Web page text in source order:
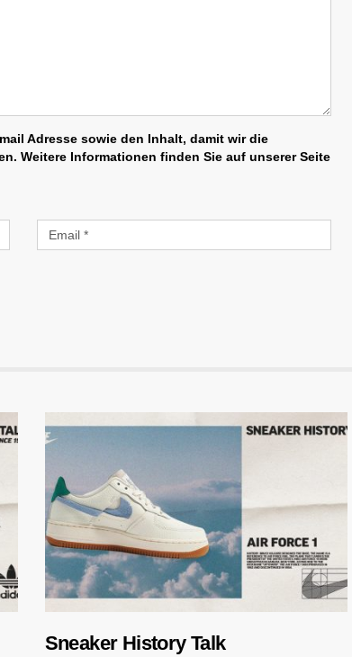
Adresse sowie den Inhalt, damit wir die
Weitere Informationen finden Sie auf unserer Seite
Sneaker History Talk